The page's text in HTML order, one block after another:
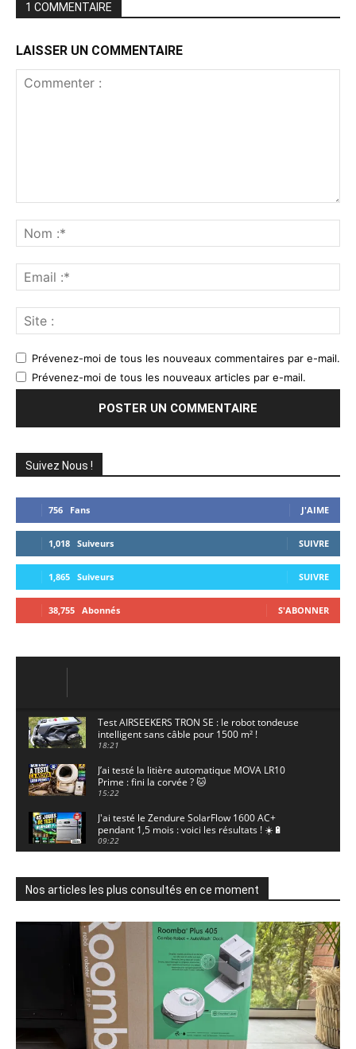
1 COMMENTAIRE
LAISSER UN COMMENTAIRE
:*
:*
:
Prévenez-moi de tous les nouveaux commentaires par e-mail.
Prévenez-moi de tous les nouveaux articles par e-mail.
Suivez Nous !
756 Fans J'AIME
1,018 Suiveurs SUIVRE
1,865 Suiveurs SUIVRE
38,755 Abonnés S'ABONNER
Test AIRSEEKERS TRON SE : le robot tondeuse
intelligent sans câble pour 1500 m² !
18:21
J’ai testé la litière automatique MOVA LR10
Prime : fini la corvée ? 🐱
15:22
J'ai testé le Zendure SolarFlow 1600 AC+
pendant 1,5 mois : voici les résultats ! ☀️🔋
09:22
enregistre 24/7 grâce à l'AOV ! ☀️📹
11:30
Gouy-en-Artois. 18/07/2026
02:33
Guirlande Guinguette Solaire Guirled : enfin
une vraie puissance en extérieur ? Test complet
04:38
Aiper Scuba V3 : le meilleur robot de piscine
sans fil ? Mon test complet !
15:53
Nos articles les plus consultés en ce moment